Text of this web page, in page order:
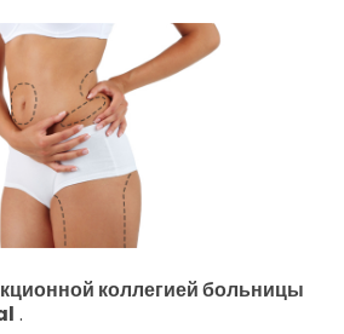
коллегией больницы
.